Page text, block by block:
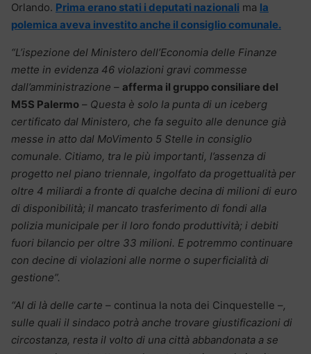
Orlando. Prima erano stati i deputati nazionali ma la
polemica aveva investito anche il consiglio comunale.
“L’ispezione del Ministero dell’Economia delle Finanze
mette in evidenza 46 violazioni gravi commesse
dall’amministrazione – afferma il gruppo consiliare del
M5S Palermo – Questa è solo la punta di un iceberg
certificato dal Ministero, che fa seguito alle denunce già
messe in atto dal MoVimento 5 Stelle in consiglio
comunale. Citiamo, tra le più importanti, l’assenza di
progetto nel piano triennale, ingolfato da progettualità per
oltre 4 miliardi a fronte di qualche decina di milioni di euro
di disponibilità; il mancato trasferimento di fondi alla
polizia municipale per il loro fondo produttività; i debiti
fuori bilancio per oltre 33 milioni. E potremmo continuare
con decine di violazioni alle norme o superficialità di
gestione”.
“Al di là delle carte – continua la nota dei Cinquestelle –,
sulle quali il sindaco potrà anche trovare giustificazioni di
circostanza, resta il volto di una città abbandonata a se